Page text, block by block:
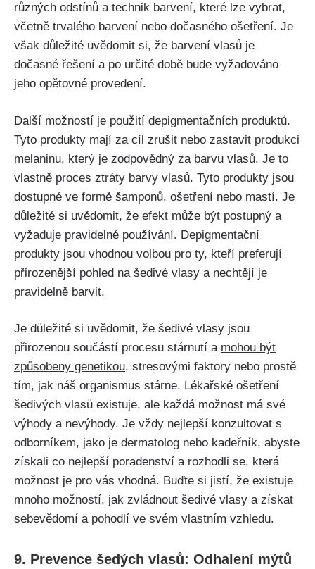
různých odstínů a technik barvení, které‌ lze vybrat,⁣
včetně trvalého barvení nebo dočasného ​ošetření. Je
však důležité uvědomit si, že barvení vlasů je
dočasné řešení a po ​určité době bude vyžadováno
jeho opětovné ⁣provedení.
Další možností je použití depigmentačních produktů.
Tyto⁤ produkty mají za cíl zrušit nebo zastavit produkci
melaninu, který ⁣je zodpovědný za⁤ barvu ‌vlasů. Je to
vlastně proces ztráty barvy vlasů. Tyto ​produkty jsou‍
dostupné ve formě šamponů, ošetření nebo mastí. Je
důležité si uvědomit, že efekt může být postupný​ a
vyžaduje pravidelné používání. Depigmentační
produkty jsou vhodnou⁤ volbou pro ty, kteří preferují
přirozenější⁤ pohled na šedivé vlasy ​a nechtějí je
pravidelně barvit.
Je důležité si uvědomit, že šedivé vlasy jsou
přirozenou součástí procesu stárnutí​ a mohou být
způsobeny genetikou, ⁢stresovými faktory nebo prostě
tím, ⁣jak náš organismus stárne. Lékařské ošetření
šedivých vlasů existuje, ale každá možnost má své
výhody a ⁢nevýhody. Je vždy nejlepší konzultovat s⁣
odborníkem, jako je dermatolog nebo kadeřník, abyste
získali co nejlepší poradenství a rozhodli se, která
možnost je pro vás vhodná. Buďte si jistí, že existuje
mnoho‌ možností, jak zvládnout šedivé vlasy a získat
sebevědomí a ⁤pohodlí ve svém vlastním vzhledu.
9. Prevence⁣ šedých vlasů:⁤ Odhalení mýtů